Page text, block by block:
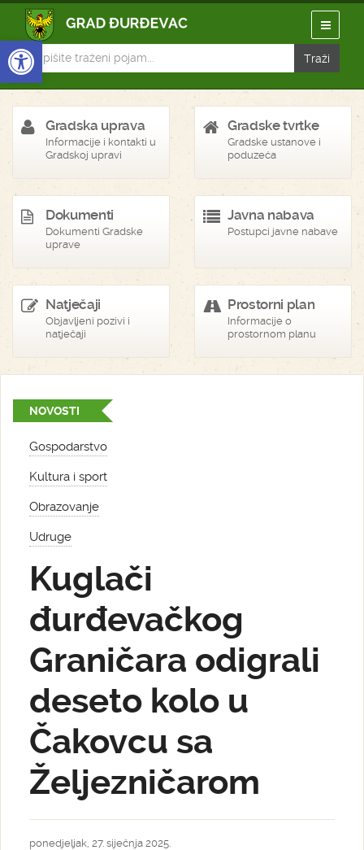
Open toolbar
Gradska uprava
Informacije i kontakti u
Gradskoj upravi
Gradske tvrtke
Gradske ustanove i
poduzeća
Dokumenti
Dokumenti Gradske
uprave
Javna nabava
Postupci javne nabave
Natječaji
Objavljeni pozivi i
natječaji
Prostorni plan
Informacije o
prostornom planu
NOVOSTI
Gospodarstvo
Kultura i sport
Obrazovanje
Udruge
Kuglači
đurđevačkog
Graničara odigrali
deseto kolo u
Čakovcu sa
Željezničarom
ponedjeljak, 27. siječnja 2025.